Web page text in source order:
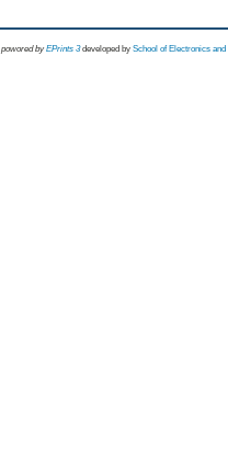
powored byEPrints 3 developed by School of Electronics